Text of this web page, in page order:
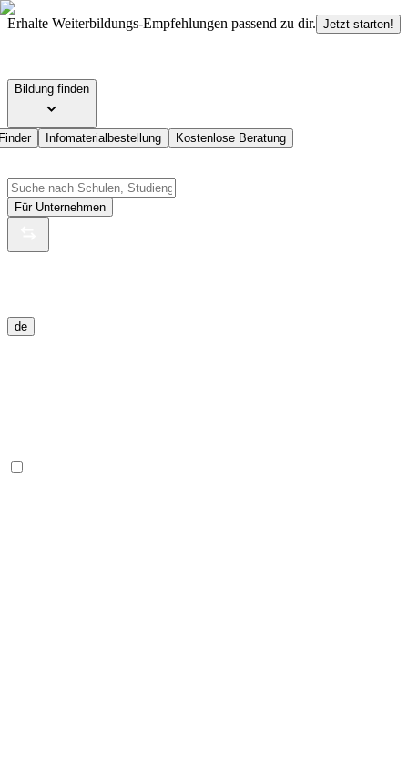
Erhalte Weiterbildungs-Empfehlungen passend zu dir. Jetzt starten!
Bildung finden
Infomaterialbestellung Kostenlose Beratung
Für Unternehmen
de